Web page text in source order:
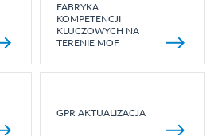
FABRYKA
KOMPETENCJI
KLUCZOWYCH NA
TERENIE MOF
GPR AKTUALIZACJA